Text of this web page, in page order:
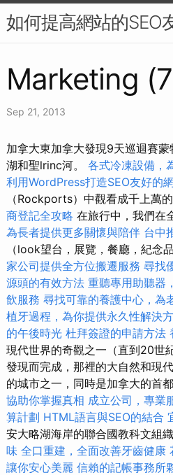
如何提高網站的SEO
Marketing
Sep 21, 2013
加拿大東加拿大發現9天巡迴賽
湖和聖lrinc河。 各式冷凍設備，
利用WordPress打造SEO友好的
（Rockports）中觀看成千上萬
商登記全攻略 在旅行中，我們在
為長者提供更多關懷與陪伴 台中
（look望台，展覽，餐廳，紀念
家公司提供全方位搬遷服務 尋找
源頭的有效方法 重聽專用助聽器
飲服務 尋找可靠的養護中心，為
植牙過程，為你提供永久性解決
的午後時光 杜拜簽證的申請方法
現代世界的奇觀之一（直到20世
發現而完成，那裡的大自然和現
的城市之一，同時是加拿大的首都
協助你掌握真相 成立公司，專業
算計劃 HTML語言與SEO的結合
安大略湖海岸的聯合國教科文組
味 全口重建，全面改善牙齒健康
讓你安心美麗 信賴的記帳事務所